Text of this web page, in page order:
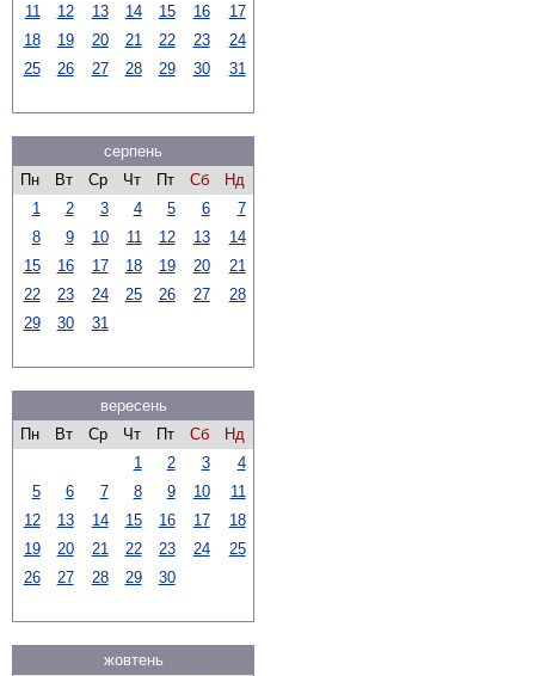
11
12 13 14 15 16
17
18
19 20 21 22 23
24
25
26 27 28 29 30 31
серпень
Пн
Вт Ср Чт Пт Сб
Нд
1
2 3 4 5 6
7
8
9 10 11 12 13
14
15
16 17 18 19 20
21
22
23 24 25 26 27
28
29
30 31
вересень
Пн
Вт Ср Чт Пт Сб
Нд
1
2 3
4
5
6 7 8 9 10
11
12
13 14 15 16 17
18
19
20 21 22 23 24
25
26
27 28 29 30
жовтень